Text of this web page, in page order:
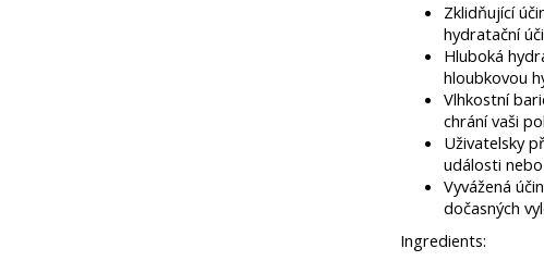
Zklidňující
hydratační
Hluboká
hloubkovou
Vlhkostní
chrání vaši
Uživatelsky
události
Vyvážená
dočasných
Ingredients: